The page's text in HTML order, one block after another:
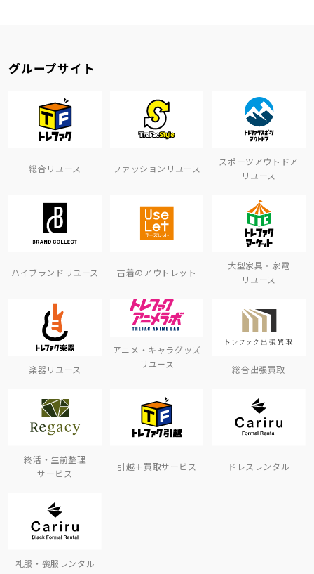
グループサイト
総合リユース ファッションリユース
スポーツアウトドア
リユース
ハイブランドリユース 古着のアウトレット
大型家具・家電
リユース
楽器リユース
アニメ・キャラグッズ
リユース
総合出張買取
終活・生前整理
サービス
引越＋買取サービス ドレスレンタル
礼服・喪服レンタル